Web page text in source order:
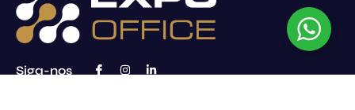
Siga-nos